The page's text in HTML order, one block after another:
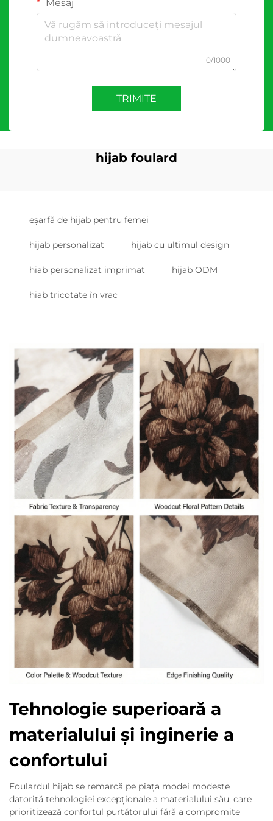
Mesaj
0/1000
TRIMITE
hijab foulard
eșarfă de hijab pentru femei
hijab personalizat hijab cu ultimul design
hiab personalizat imprimat hijab ODM
hiab tricotate în vrac
Tehnologie superioară a
materialului și inginerie a
confortului
Foulardul hijab se remarcă pe piața modei modeste
datorită tehnologiei excepționale a materialului său, care
prioritizează confortul purtătorului fără a compromite